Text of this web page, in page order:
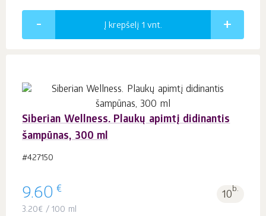
Į krepšelį 1 vnt.
Siberian Wellness. Plaukų apimtį didinantis
šampūnas, 300 ml
#427150
9.60 € 10b.
3.20€ / 100 ml